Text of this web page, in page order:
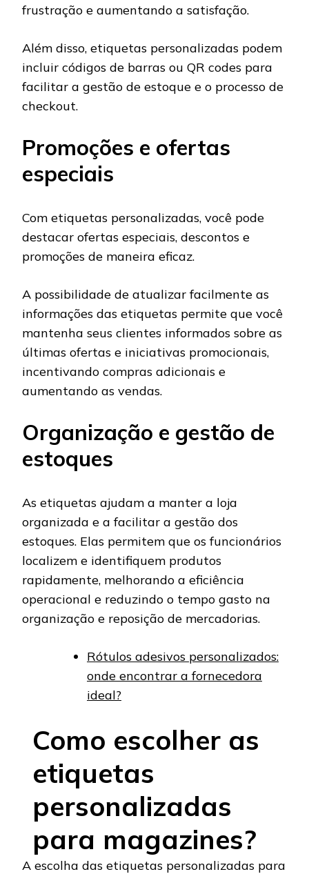
frustração e aumentando a satisfação.
Além disso, etiquetas personalizadas podem
incluir códigos de barras ou QR codes para
facilitar a gestão de estoque e o processo de
checkout.
Promoções e ofertas
especiais
Com etiquetas personalizadas, você pode
destacar ofertas especiais, descontos e
promoções de maneira eficaz.
A possibilidade de atualizar facilmente as
informações das etiquetas permite que você
mantenha seus clientes informados sobre as
últimas ofertas e iniciativas promocionais,
incentivando compras adicionais e
aumentando as vendas.
Organização e gestão de
estoques
As etiquetas ajudam a manter a loja
organizada e a facilitar a gestão dos
estoques. Elas permitem que os funcionários
localizem e identifiquem produtos
rapidamente, melhorando a eficiência
operacional e reduzindo o tempo gasto na
organização e reposição de mercadorias.
Rótulos adesivos personalizados:
onde encontrar a fornecedora
ideal?
Como escolher as
etiquetas
personalizadas
para magazines?
A escolha das etiquetas personalizadas para